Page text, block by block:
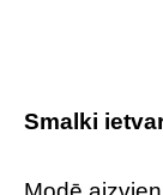
Smalki